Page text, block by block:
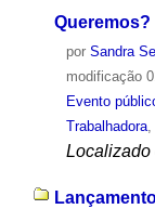
Queremos?
por Sandra
modificação
Evento
Trabalhadora,
Localizado